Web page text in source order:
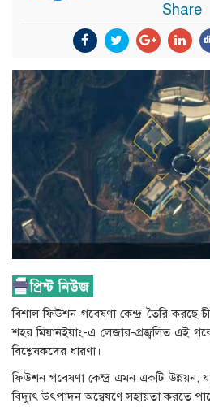
Share
বিশাল ফিউশন গবেষণা কেন্দ্র তৈরি করছে
শহর মিয়ানইয়াং-এ লেজার-প্রজ্বলিত এই
বিশ্লেষকদের ধারণা।
ফিউশন গবেষণা কেন্দ্র এমন একটি উন্নয়ন,
বিদ্যুৎ উৎপাদন অন্বেষণে সহায়তা করতে